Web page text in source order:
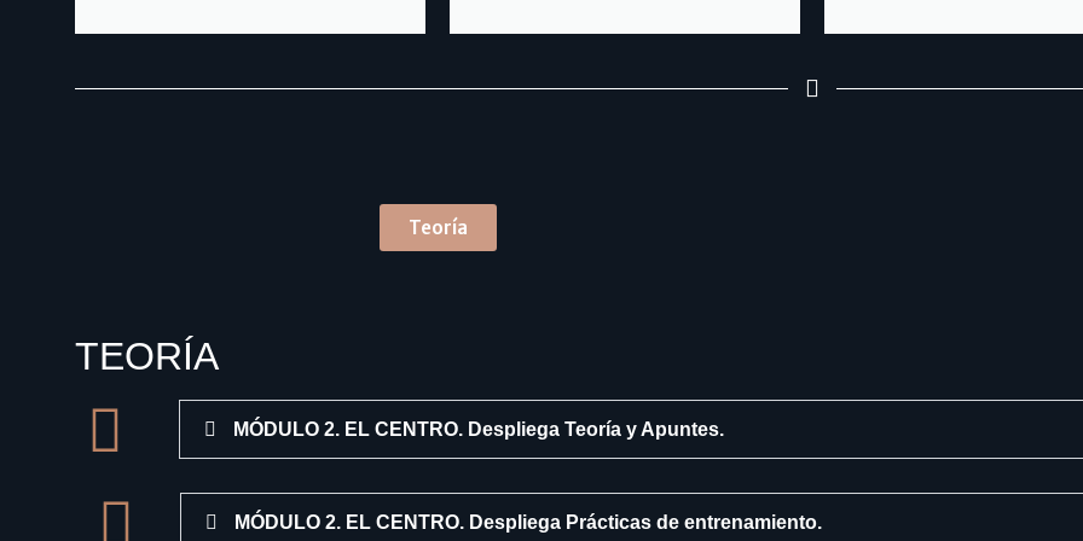
Teoría
TEORÍA
MÓDULO 2. EL CENTRO. Despliega Teoría y Apuntes.
MÓDULO 2. EL CENTRO. Despliega Prácticas de entrenamiento.